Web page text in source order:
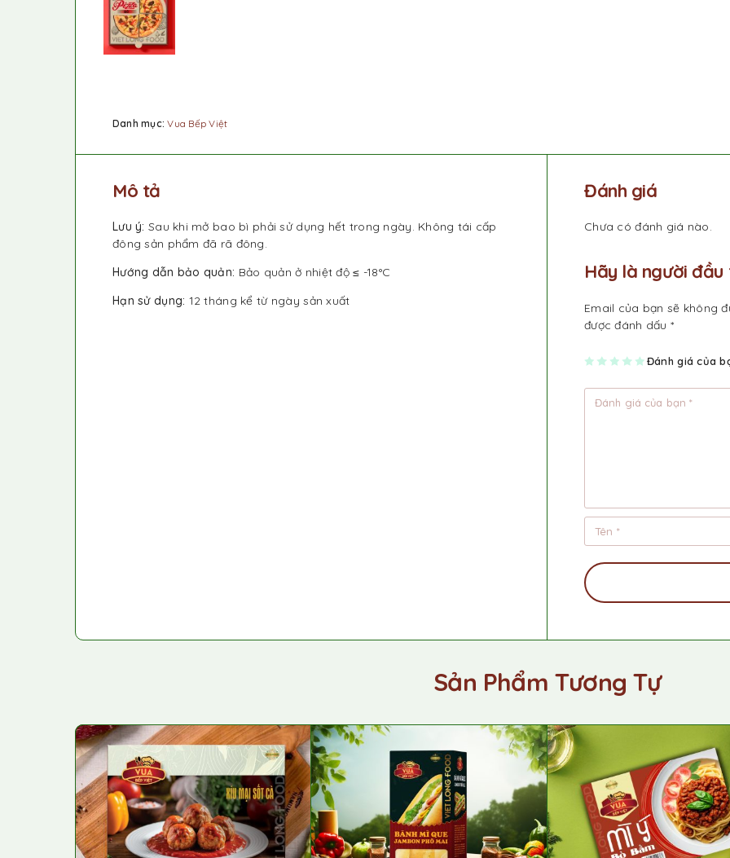
Danh mục:Vua Bếp Việt
Mô tả
Lưu ý: Sau khi mở bao bì phải sử dụng hết trong ngày. Không tái cấp
đông sản phẩm đã rã đông.
Hướng dẫn bảo quản: Bảo quản ở nhiệt độ ≤ -18°C
Hạn sử dụng: 12 tháng kể từ ngày sản xuất
Đánh giá
Chưa có đánh giá nào.
Hãy là người đầu
Email của bạn sẽ không
được đánh dấu *
Đánh giá của
1
5
2
5
sa
o
3
5
sa
o
4
5
sa
o
5
5
sa
o
Sản Phẩm Tương Tự